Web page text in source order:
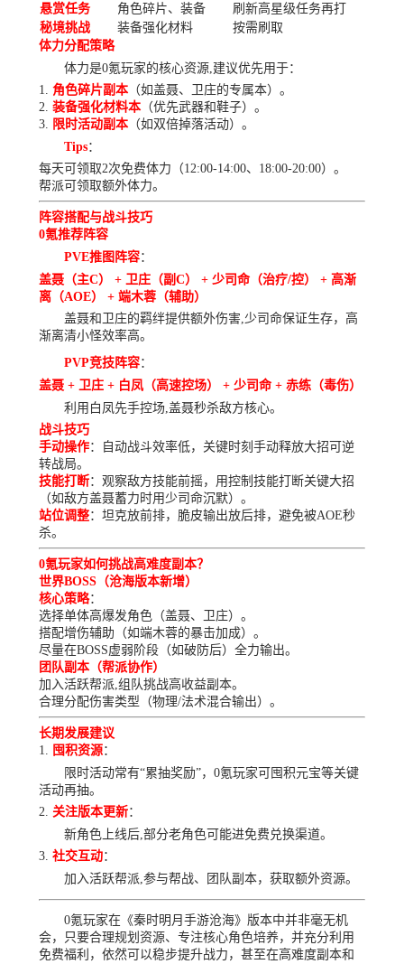
悬赏任务
角色碎片、装备
刷新高星级任务再打
秘境挑战
装备强化材料
按需刷取
体力分配策略
体力是0氪玩家的核心资源,建议优先用于：
角色碎片副本（如盖聂、卫庄的专属本）。
装备强化材料本（优先武器和鞋子）。
限时活动副本（如双倍掉落活动）。
Tips：
每天可领取2次免费体力（12:00-14:00、18:00-20:00）。
帮派可领取额外体力。
阵容搭配与战斗技巧
0氪推荐阵容
PVE推图阵容：
盖聂（主C） + 卫庄（副C） + 少司命（治疗/控） + 高渐
离（AOE） + 端木蓉（辅助）
盖聂和卫庄的羁绊提供额外伤害,少司命保证生存，高
渐离清小怪效率高。
PVP竞技阵容：
盖聂 + 卫庄 + 白凤（高速控场） + 少司命 + 赤练（毒伤）
利用白凤先手控场,盖聂秒杀敌方核心。
战斗技巧
手动操作：自动战斗效率低，关键时刻手动释放大招可逆
转战局。
技能打断：观察敌方技能前摇，用控制技能打断关键大招
（如敌方盖聂蓄力时用少司命沉默）。
站位调整：坦克放前排，脆皮输出放后排，避免被AOE秒
杀。
0氪玩家如何挑战高难度副本？
世界BOSS（沧海版本新增）
核心策略：
选择单体高爆发角色（盖聂、卫庄）。
搭配增伤辅助（如端木蓉的暴击加成）。
尽量在BOSS虚弱阶段（如破防后）全力输出。
团队副本（帮派协作）
加入活跃帮派,组队挑战高收益副本。
合理分配伤害类型（物理/法术混合输出）。
长期发展建议
囤积资源：
限时活动常有“累抽奖励”，0氪玩家可囤积元宝等关键
活动再抽。
关注版本更新：
新角色上线后,部分老角色可能进免费兑换渠道。
社交互动：
加入活跃帮派,参与帮战、团队副本，获取额外资源。
0氪玩家在《秦时明月手游沧海》版本中并非毫无机
会，只要合理规划资源、专注核心角色培养，并充分利用
免费福利，依然可以稳步提升战力，甚至在高难度副本和